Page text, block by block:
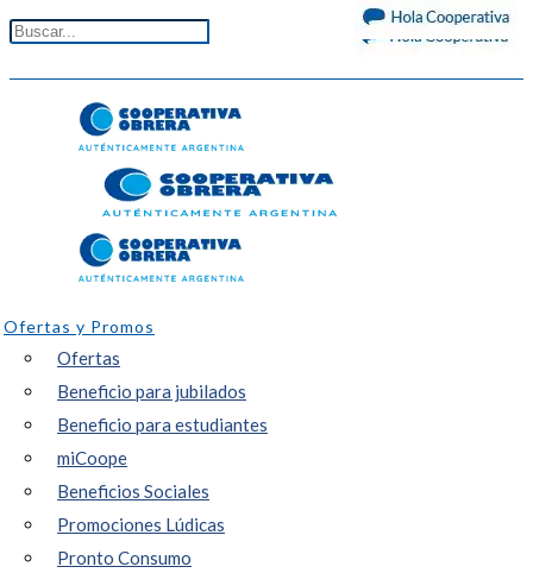
Ofertas y Promos
Ofertas
Beneficio para jubilados
Beneficio para estudiantes
miCoope
Beneficios Sociales
Promociones Lúdicas
Pronto Consumo